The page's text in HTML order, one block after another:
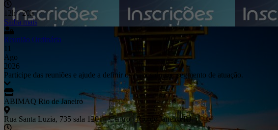
12h - 20h
Saiba mais
Reunião Ordinária
11
Ago
2026
Participe das reuniões e ajude a definir os rumos do seu segmento de atuação.
ABIMAQ Rio de Janeiro
Rua Santa Luzia, 735 sala 1201 - Centro - Rio de Janeiro/RJ